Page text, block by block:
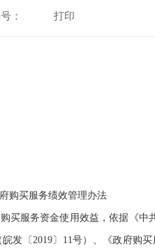
：
打印
购买服务绩效管理办法
服务资金使用效益，依据《中
〔2019〕11号）、《政府购